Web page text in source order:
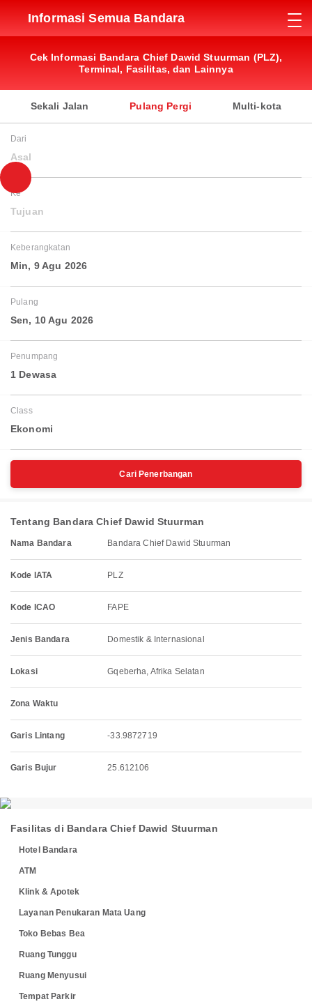
Informasi Semua Bandara
Cek Informasi Bandara Chief Dawid Stuurman (PLZ),
Terminal, Fasilitas, dan Lainnya
Sekali Jalan Pulang Pergi Multi-kota
Dari
Asal
Ke
Tujuan
Keberangkatan
Min, 9 Agu 2026
Pulang
Sen, 10 Agu 2026
Penumpang
1 Dewasa
Class
Ekonomi
Cari Penerbangan
Tentang Bandara Chief Dawid Stuurman
Nama Bandara Bandara Chief Dawid Stuurman
Kode IATA PLZ
Kode ICAO FAPE
Jenis Bandara Domestik & Internasional
Lokasi Gqeberha, Afrika Selatan
Zona Waktu
Garis Lintang -33.9872719
Garis Bujur 25.612106
Fasilitas di Bandara Chief Dawid Stuurman
Hotel Bandara
ATM
Klink & Apotek
Layanan Penukaran Mata Uang
Toko Bebas Bea
Ruang Tunggu
Ruang Menyusui
Tempat Parkir